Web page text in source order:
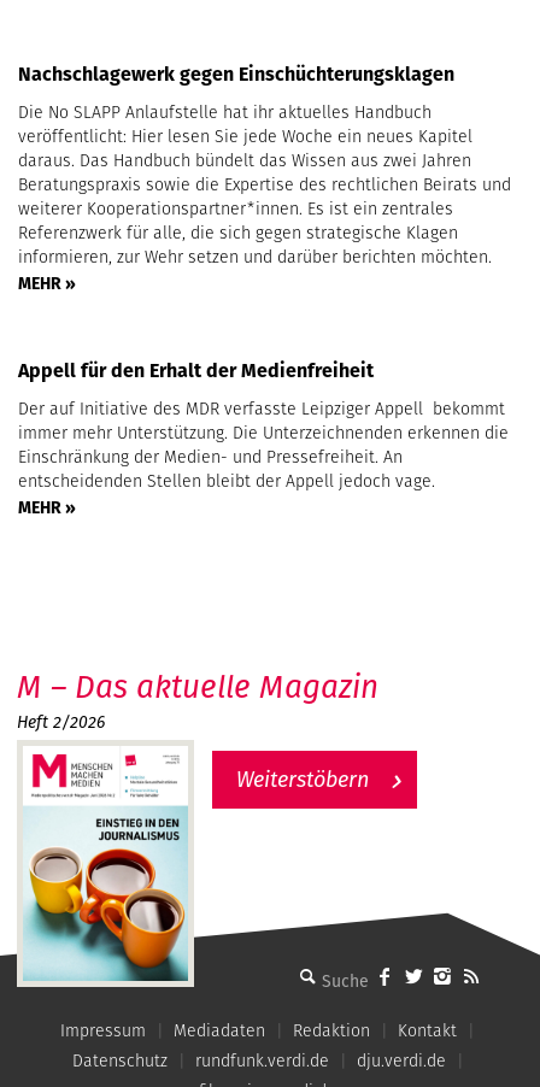
Nachschlagewerk gegen Einschüchterungsklagen
Die No SLAPP Anlaufstelle hat ihr aktuelles Handbuch
veröffentlicht: Hier lesen Sie jede Woche ein neues Kapitel
daraus. Das Handbuch bündelt das Wissen aus zwei Jahren
Beratungspraxis sowie die Expertise des rechtlichen Beirats und
weiterer Kooperationspartner*innen. Es ist ein zentrales
Referenzwerk für alle, die sich gegen strategische Klagen
informieren, zur Wehr setzen und darüber berichten möchten.
MEHR »
Appell für den Erhalt der Medienfreiheit
Der auf Initiative des MDR verfasste Leipziger Appell bekommt
immer mehr Unterstützung. Die Unterzeichnenden erkennen die
Einschränkung der Medien- und Pressefreiheit. An
entscheidenden Stellen bleibt der Appell jedoch vage.
MEHR »
MMM - Menschen machen Medien
M – Das aktuelle Magazin
Heft 2/2026
Weiterstöbern
Impressum Mediadaten Redaktion
Kontakt
Datenschutz
rundfunk.verdi.de
dju.verdi.de